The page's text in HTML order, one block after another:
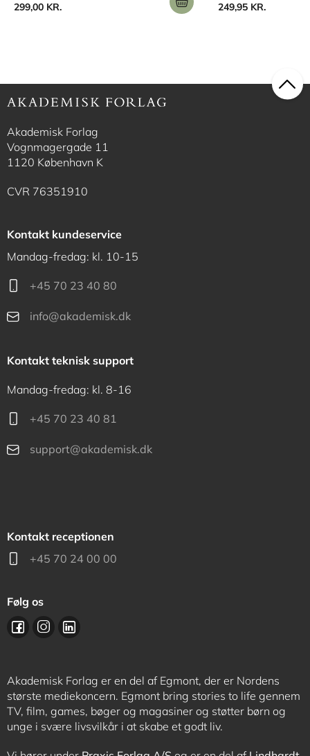
299,00 KR. 249,95 KR.
Akademisk Forlag
Vognmagergade 11
1120 København K
CVR 76351910
Kontakt kundeservice
Mandag-fredag: kl. 10-15
+45 70 23 40 80
info@akademisk.dk
Kontakt teknisk support
Mandag-fredag: kl. 8-16
+45 70 23 40 81
support@akademisk.dk
Kontakt receptionen
+45 70 24 00 00
Følg os
Akademisk Forlag er en del af Egmont, der er Nordens
største mediekoncern. Egmont bring stories to life gennem
TV, film, games, bøger og magasiner og støtter børn og
unge i svære livsvilkår i at skabe et godt liv.